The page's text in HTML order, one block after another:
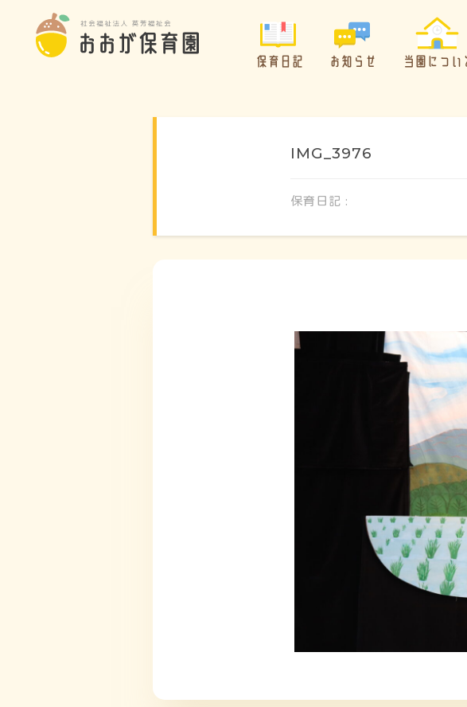
保育日記 お知らせ 当園につい
IMG_3976
保育日記 :
1日のス
施設の紹介
情報公開